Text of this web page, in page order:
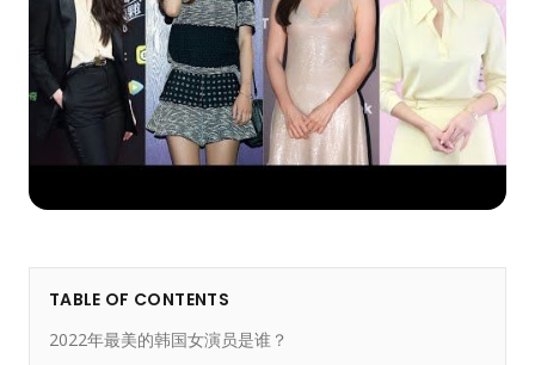
TABLE OF CONTENTS
2022年最美的韩国女演员是谁？